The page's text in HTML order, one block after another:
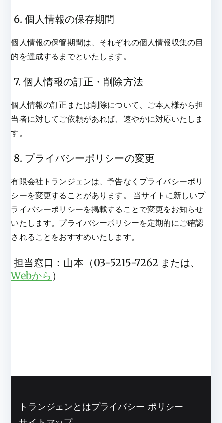
6. 個人情報の保存期間
個人情報の保管期間は、それぞれの個人情報収集の目
的を達成するまでといたします。
7. 個人情報の訂正・削除方法
個人情報の訂正または削除について、ご本人様から担
当者に対してご依頼があれば、速やかに対応いたしま
す。
8. プライバシーポリシーの変更
有限会社トランジェンは、予告なくプライバシーポリ
シーを変更することがあります。 当サイトに新しいプ
ライバシーポリシーを掲載することで変更をお知らせ
いたします。プライバシーポリシーを定期的にご確認
されることをおすすめいたします。
担当窓口：山本（03-5215-7262 または、
Webから ）
トランジェンとはプライバシー ポリシー